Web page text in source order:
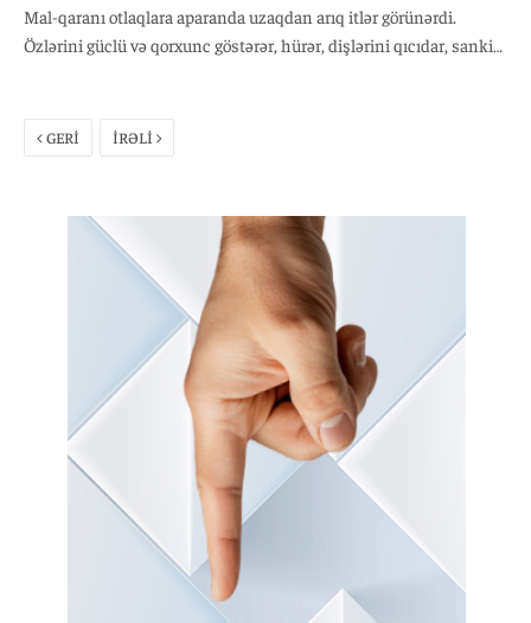
Mal-qaranı otlaqlara aparanda uzaqdan arıq itlər görünərdi.
Özlərini güclü və qorxunc göstərər, hürər, dişlərini qıcıdar, sanki
onlara baxan kimi, əsl istədiklərini -diqqəti - vermiş olurduq. İtlər
GERİ İRƏLİ